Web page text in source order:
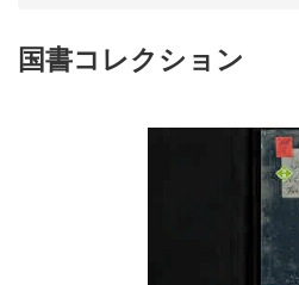
国書コレクション